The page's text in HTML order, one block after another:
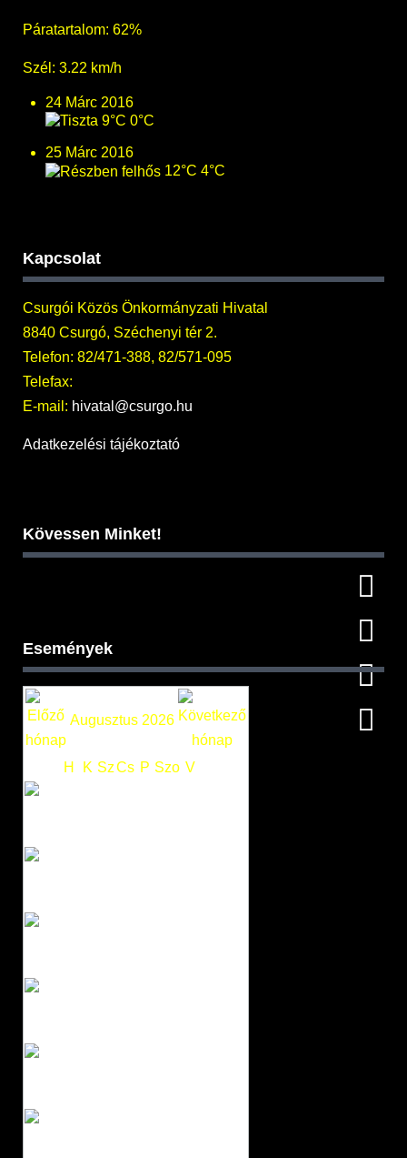
Páratartalom: 62%
Szél: 3.22 km/h
24 Márc 2016
9°C 0°C
25 Márc 2016
12°C 4°C
Kapcsolat
Csurgói Közös Önkormányzati Hivatal
8840 Csurgó, Széchenyi tér 2.
Telefon: 82/471-388, 82/571-095
Telefax:
E-mail: hivatal@csurgo.hu
Adatkezelési tájékoztató
Kövessen Minket!
Események
Augusztus 2026
H K SzCs P Szo V